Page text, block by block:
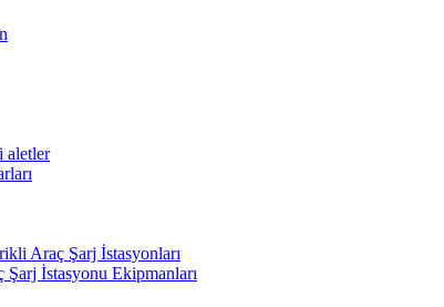
aletler
Araç Şarj İstasyonları
Şarj İstasyonu Ekipmanları